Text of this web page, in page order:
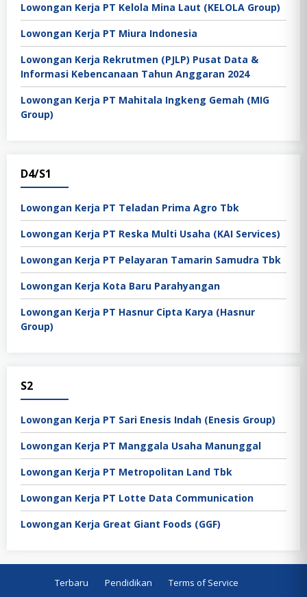
Lowongan Kerja PT Kelola Mina Laut (KELOLA Group)
Lowongan Kerja PT Miura Indonesia
Lowongan Kerja Rekrutmen (PJLP) Pusat Data &
Informasi Kebencanaan Tahun Anggaran 2024
Lowongan Kerja PT Mahitala Ingkeng Gemah (MIG
Group)
D4/S1
Lowongan Kerja PT Teladan Prima Agro Tbk
Lowongan Kerja PT Reska Multi Usaha (KAI Services)
Lowongan Kerja PT Pelayaran Tamarin Samudra Tbk
Lowongan Kerja Kota Baru Parahyangan
Lowongan Kerja PT Hasnur Cipta Karya (Hasnur
Group)
S2
Lowongan Kerja PT Sari Enesis Indah (Enesis Group)
Lowongan Kerja PT Manggala Usaha Manunggal
Lowongan Kerja PT Metropolitan Land Tbk
Lowongan Kerja PT Lotte Data Communication
Lowongan Kerja Great Giant Foods (GGF)
Terbaru Pendidikan Terms of Service